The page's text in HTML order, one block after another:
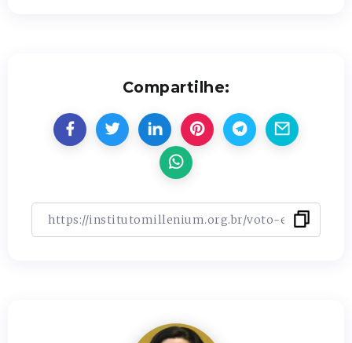
Compartilhe: